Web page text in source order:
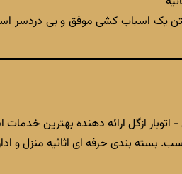
یک اسباب کشی موفق و بی دردسر
اتوبار ازگل ارائه دهنده بهترین
بندی حرفه ای اثاثیه منزل و